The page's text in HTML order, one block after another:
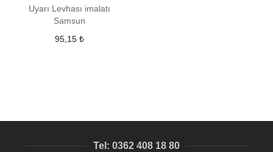
Uyarı Levhası imalatı
Samsun
95,15 ₺
Tel: 0362 408 18 80